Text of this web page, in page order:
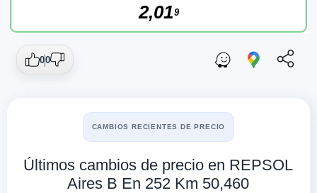
2,019
00
CAMBIOS RECIENTES DE PRECIO
Últimos cambios de precio en REPSOL
Aires B En 252 Km 50,460